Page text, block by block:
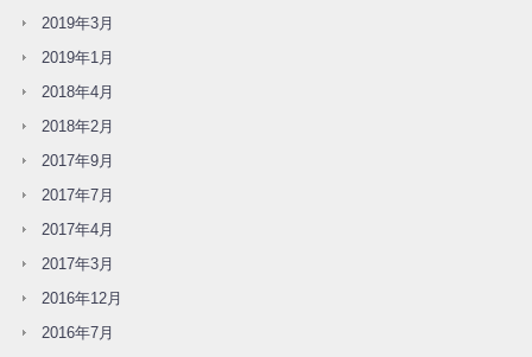
2019年3月
2019年1月
2018年4月
2018年2月
2017年9月
2017年7月
2017年4月
2017年3月
2016年12月
2016年7月